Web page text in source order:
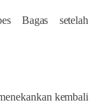
Bagas setelah
kembali